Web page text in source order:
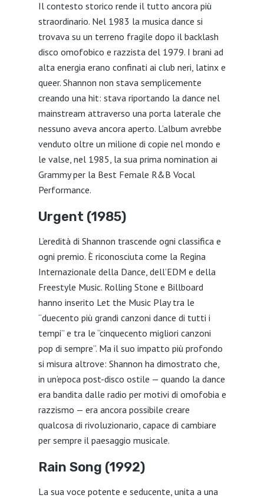
Il contesto storico rende il tutto ancora più
straordinario. Nel 1983 la musica dance si
trovava su un terreno fragile dopo il backlash
disco omofobico e razzista del 1979. I brani ad
alta energia erano confinati ai club neri, latinx e
queer. Shannon non stava semplicemente
creando una hit: stava riportando la dance nel
mainstream attraverso una porta laterale che
nessuno aveva ancora aperto. L’album avrebbe
venduto oltre un milione di copie nel mondo e
le valse, nel 1985, la sua prima nomination ai
Grammy per la Best Female R&B Vocal
Performance.
Urgent (1985)
L’eredità di Shannon trascende ogni classifica e
ogni premio. È riconosciuta come la Regina
Internazionale della Dance, dell’EDM e della
Freestyle Music. Rolling Stone e Billboard
hanno inserito Let the Music Play tra le
“duecento più grandi canzoni dance di tutti i
tempi” e tra le “cinquecento migliori canzoni
pop di sempre”. Ma il suo impatto più profondo
si misura altrove: Shannon ha dimostrato che,
in un’epoca post-disco ostile — quando la dance
era bandita dalle radio per motivi di omofobia e
razzismo — era ancora possibile creare
qualcosa di rivoluzionario, capace di cambiare
per sempre il paesaggio musicale.
Rain Song (1992)
La sua voce potente e seducente, unita a una